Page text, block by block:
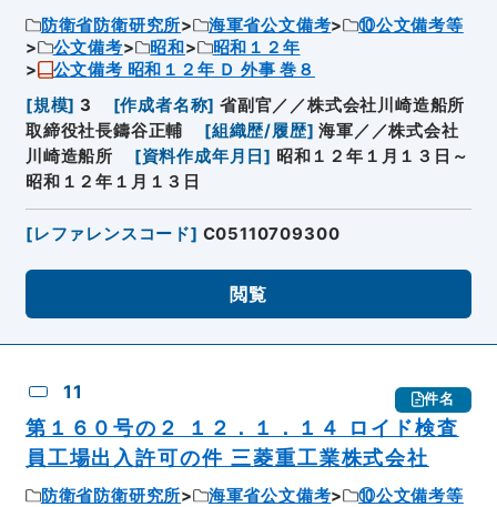
防衛省防衛研究所 海軍省公文備考
⑩公文備考等
公文備考
昭和
昭和１２年
公文備考 昭和１２年 Ｄ 外事 巻８
[規模] 3 [作成者名称] 省副官／／株式会社川崎造船所
取締役社長鑄谷正輔
[組織歴/履歴] 海軍／／株式会社
川崎造船所
[資料作成年月日] 昭和１２年１月１３日～
昭和１２年１月１３日
[レファレンスコード] C05110709300
閲覧
11 件名
第１６０号の２ １２．１．１４ ロイド検査
員工場出入許可の件 三菱重工業株式会社
防衛省防衛研究所 海軍省公文備考
⑩公文備考等